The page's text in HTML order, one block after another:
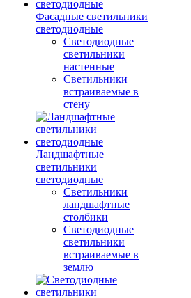
Фасадные светильники
светодиодные
Светодиодные
светильники
настенные
Светильники
встраиваемые в
стену
Ландшафтные
светильники
светодиодные
Светильники
ландшафтные
столбики
Светодиодные
светильники
встраиваемые в
землю